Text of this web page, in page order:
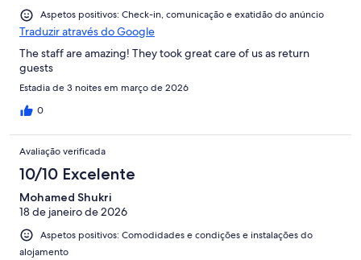
Aspetos positivos: Check-in, comunicação e exatidão do anúncio
Traduzir através do Google
The staff are amazing! They took great care of us as return
guests
Estadia de 3 noites em março de 2026
0
Avaliação verificada
10/10 Excelente
Mohamed Shukri
18 de janeiro de 2026
Aspetos positivos: Comodidades e condições e instalações do
alojamento